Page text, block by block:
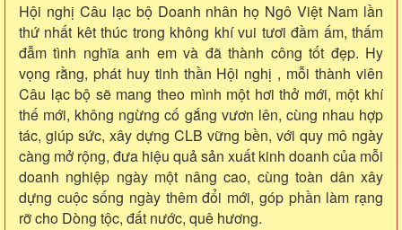
Hội nghị Câu lạc bộ Doanh nhân họ Ngô Việt Nam lần
thứ nhất kêt thúc trong không khí vui tươi đầm ấm, thấm
đẫm tình nghĩa anh em và đã thành công tốt đẹp. Hy
vọng rằng, phát huy tinh thần Hội nghị , mỗi thành viên
Câu lạc bộ sẽ mang theo mình một hơi thở mới, một khí
thế mới, không ngừng cố gắng vươn lên, cùng nhau hợp
tác, giúp sức, xây dựng CLB vững bền, với quy mô ngày
càng mở rộng, đưa hiệu quả sản xuất kinh doanh của mỗi
doanh nghiệp ngày một nâng cao, cùng toàn dân xây
dựng cuộc sống ngày thêm đổi mới, góp phần làm rạng
rỡ cho Dòng tộc, đất nước, quê hương.